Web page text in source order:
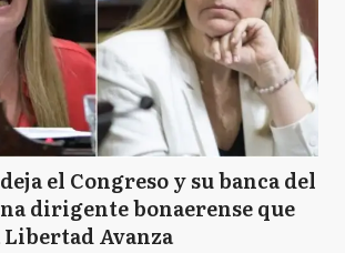
el Congreso y su banca del
dirigente bonaerense que
Libertad Avanza